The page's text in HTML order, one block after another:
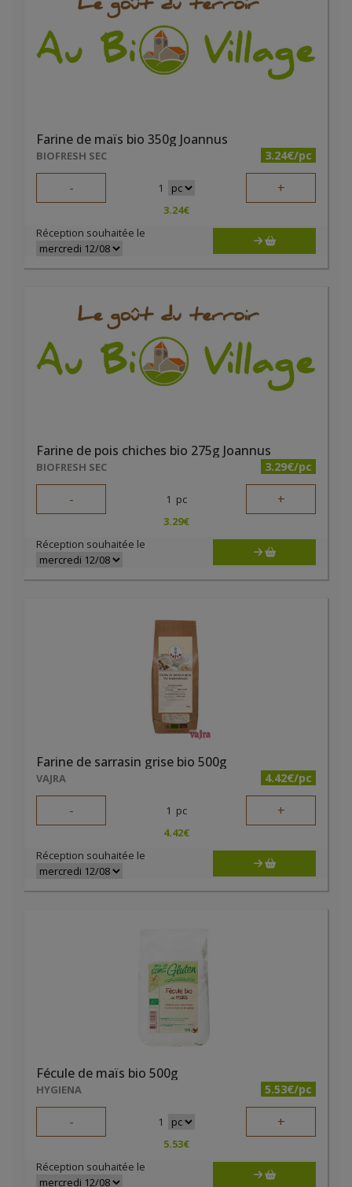
Farine de maïs bio 350g Joannus
BIOFRESH SEC 3.24€/pc
- 1 +
3.24€
Réception souhaitée le
Farine de pois chiches bio 275g Joannus
BIOFRESH SEC 3.29€/pc
- 1 pc +
3.29€
Réception souhaitée le
Farine de sarrasin grise bio 500g
VAJRA 4.42€/pc
- 1 pc +
4.42€
Réception souhaitée le
Fécule de maïs bio 500g
HYGIENA 5.53€/pc
- 1 +
5.53€
Réception souhaitée le